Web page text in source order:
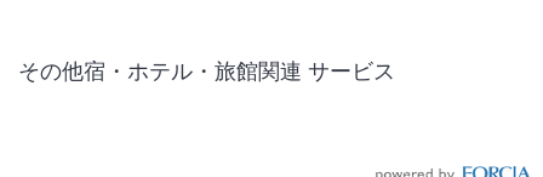
その他宿・ホテル・旅館関連 サービス